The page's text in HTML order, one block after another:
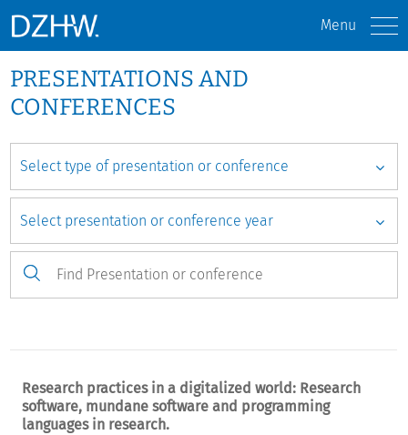
Menu
PRESENTATIONS AND
CONFERENCES
Research practices in a digitalized world: Research
software, mundane software and programming
languages in research.